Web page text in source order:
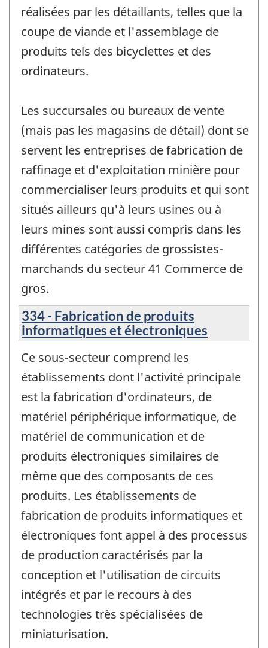
réalisées par les détaillants, telles que la
coupe de viande et l'assemblage de
produits tels des bicyclettes et des
ordinateurs.
Les succursales ou bureaux de vente
(mais pas les magasins de détail) dont se
servent les entreprises de fabrication de
raffinage et d'exploitation minière pour
commercialiser leurs produits et qui sont
situés ailleurs qu'à leurs usines ou à
leurs mines sont aussi compris dans les
différentes catégories de grossistes-
marchands du secteur 41 Commerce de
gros.
334 - Fabrication de produits
informatiques et électroniques
Ce sous-secteur comprend les
établissements dont l'activité principale
est la fabrication d'ordinateurs, de
matériel périphérique informatique, de
matériel de communication et de
produits électroniques similaires de
même que des composants de ces
produits. Les établissements de
fabrication de produits informatiques et
électroniques font appel à des processus
de production caractérisés par la
conception et l'utilisation de circuits
intégrés et par le recours à des
technologies très spécialisées de
miniaturisation.